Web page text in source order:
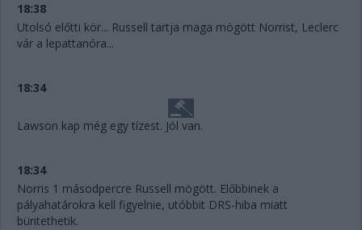
18:38
Utolsó előtti kör... Russell tartja maga mögött Norrist, Leclerc
vár a lepattanóra...
18:34
Lawson kap még egy tízest. Jól van.
18:34
Norris 1 másodpercre Russell mögött. Előbbinek a
pályahatárokra kell figyelnie, utóbbit DRS-hiba miatt
büntethetik.